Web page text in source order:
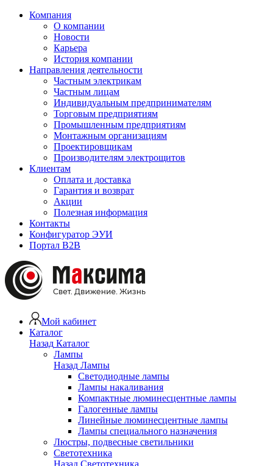
Компания
О компании
Новости
Карьера
История компании
Направления деятельности
Частным электрикам
Частным лицам
Индивидуальным предпринимателям
Торговым предприятиям
Промышленным предприятиям
Монтажным организациям
Проектировщикам
Производителям электрощитов
Клиентам
Оплата и доставка
Гарантия и возврат
Акции
Полезная информация
Контакты
Конфигуратор ЭУИ
Портал B2B
Мой кабинет
Каталог
Назад Каталог
Лампы
Назад Лампы
Светодиодные лампы
Лампы накаливания
Компактные люминесцентные лампы
Галогенные лампы
Линейные люминесцентные лампы
Лампы специального назначения
Люстры, подвесные светильники
Светотехника
Назад Светотехника